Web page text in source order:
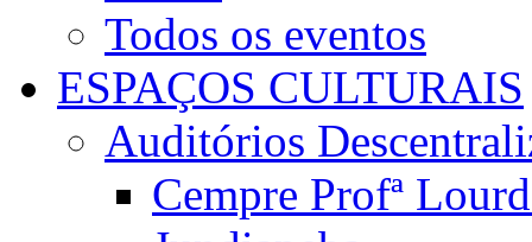
Todos os eventos
ESPAÇOS CULTURAIS
Auditórios
Cempre Profª